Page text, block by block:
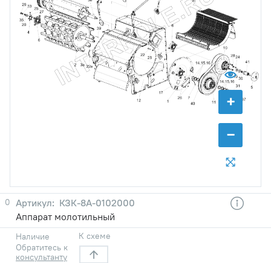
+
−
0
КЗК-8А-0102000
Аппарат молотильный
Наличие
Обратитесь к
консультанту
К схеме